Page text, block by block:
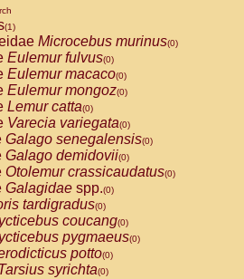
(1)
Microcebus murinus(0)
Eulemur fulvus(0)
Eulemur macaco(0)
Eulemur mongoz(0)
Lemur catta(0)
Varecia variegata(0)
Galago senegalensis(0)
Galago demidovii(0)
Otolemur crassicaudatus(0)
Galagidae spp.(0)
tardigradus(0)
coucang(0)
pygmaeus(0)
potto(0)
syrichta(0)